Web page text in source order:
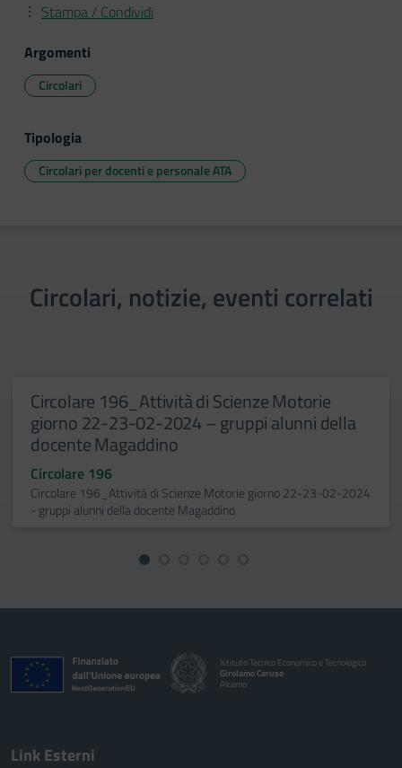
Stampa / Condividi
Argomenti
Circolari
Tipologia
Circolari per docenti e personale ATA
Circolari, notizie, eventi correlati
Circolare 196_Attività di Scienze Motorie
giorno 22-23-02-2024 – gruppi alunni della
docente Magaddino
Circolare 196
Circolare 196_Attività di Scienze Motorie giorno 22-23-02-2024
- gruppi alunni della docente Magaddino
Istituto Tecnico Economico e Tecnologico
Girolamo Caruso
Alcamo
Link Esterni